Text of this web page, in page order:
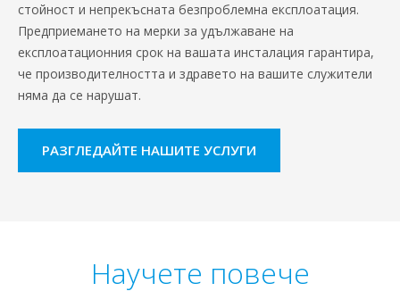
стойност и непрекъсната безпроблемна експлоатация.
Предприемането на мерки за удължаване на
експлоатационния срок на вашата инсталация гарантира,
че производителността и здравето на вашите служители
няма да се нарушат.
РАЗГЛЕДАЙТЕ НАШИТЕ УСЛУГИ
Научете повече